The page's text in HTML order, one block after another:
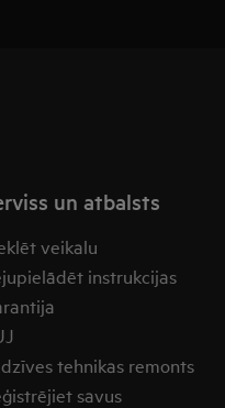
un atbalsts
veikalu
instrukcijas
tehnikas remonts
savus